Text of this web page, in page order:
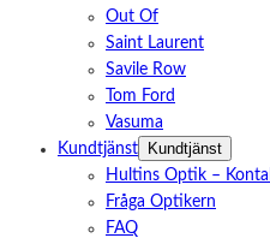
Out Of
Saint Laurent
Savile Row
Tom Ford
Vasuma
Kundtjänst
Kundtjänst
Hultins Optik –
Fråga Optikern
FAQ